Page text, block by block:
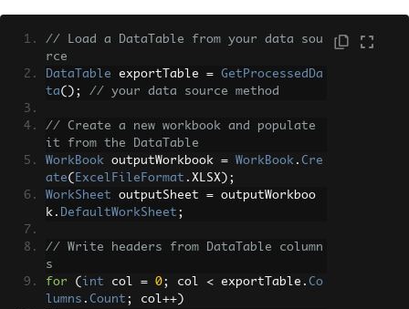
// Load a DataTable from your data sou
rce
DataTable exportTable =
GetProcessedDa
ta(); // your data source method
// Create a new workbook and populate
it from the DataTable
WorkBook outputWorkbook = WorkBook . Cre
ate( ExcelFileFormat . XLSX );
WorkSheet outputSheet = outputWorkboo
k . DefaultWorkSheet ;
// Write headers from DataTable column
s
for
( int col = 0; col < exportTable . Co
lumns . Count ; col++)